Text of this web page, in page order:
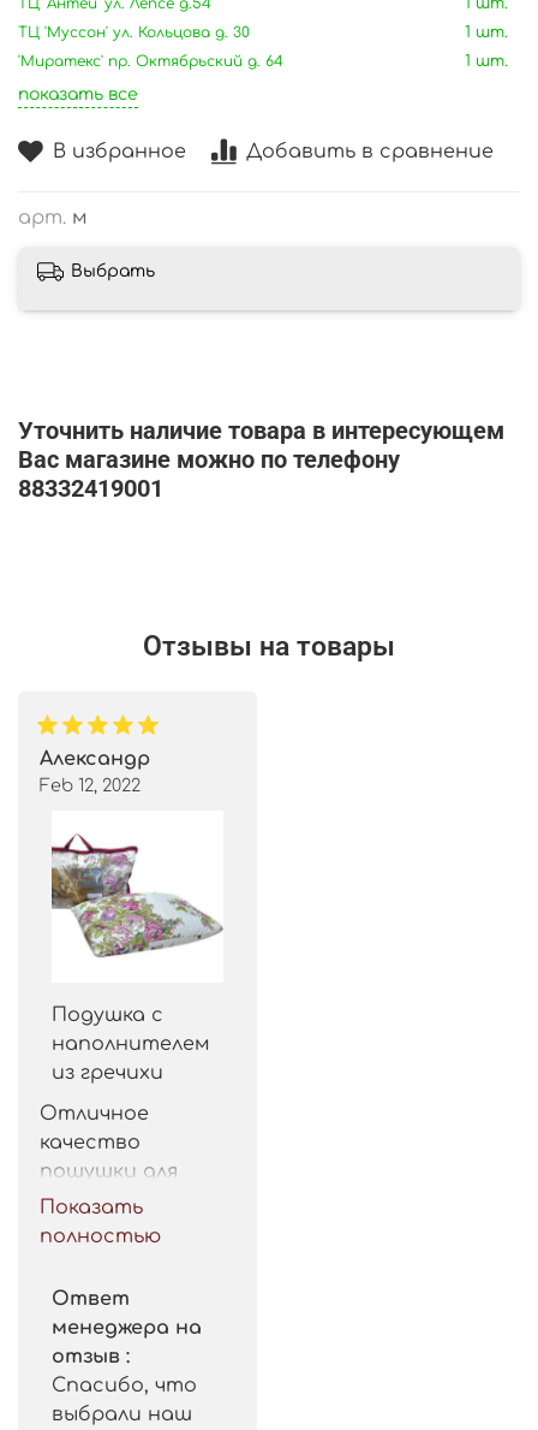
В избранное Добавить в сравнение
арт. м
ТЦ 'Антей' ул. Лепсе д.54
1 шт.
ТЦ 'Муссон' ул. Кольцова д. 30
1 шт.
'Миратекс' пр. Октябрьский д. 64
1 шт.
показать все
Выбрать
Уточнить наличие товара в интересующем
Вас магазине можно по телефону
88332419001
Отзывы на товары
Александр
Feb 12, 2022
Подушка с
наполнителем
из гречихи
Отличное
качество
пошушки для
такой цены.
Рекомендую.
Показать
полностью
Ответ
менеджера на
отзыв :
Спасибо, что
выбрали наш